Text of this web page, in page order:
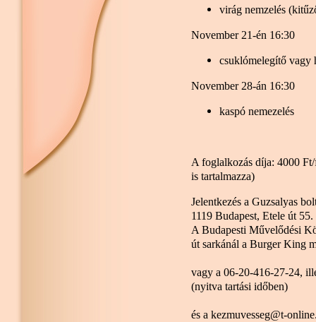
virág nemzelés
November 21-én 16:30
csuklómelegítő vagy
November 28-án 16:30
kaspó nemezelés
A foglalkozás díja: 4000
is tartalmazza)
Jelentkezés a Guzsalyas
1119 Budapest, Etele út 55.
A Budapesti Művelődési
út sarkánál a Burger King
vagy a 06-20-416-27-24,
(nyitva tartási időben)
és a kezmuvesseg@t-